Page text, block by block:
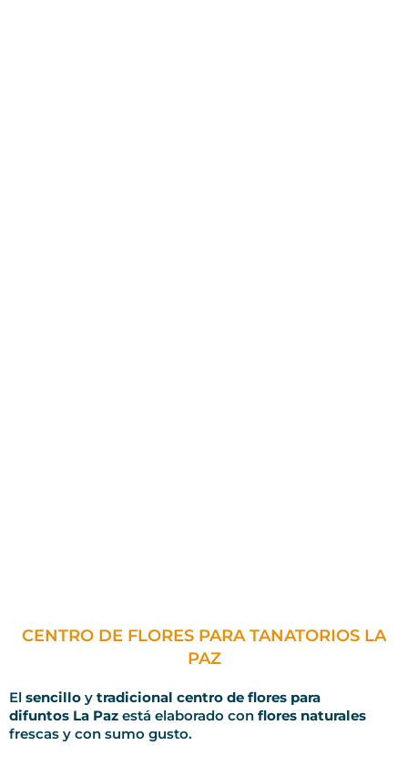
CENTRO DE FLORES PARA TANATORIOS LA
PAZ
El sencillo y tradicional centro de flores para
difuntos La Paz está elaborado con flores naturales
frescas y con sumo gusto.